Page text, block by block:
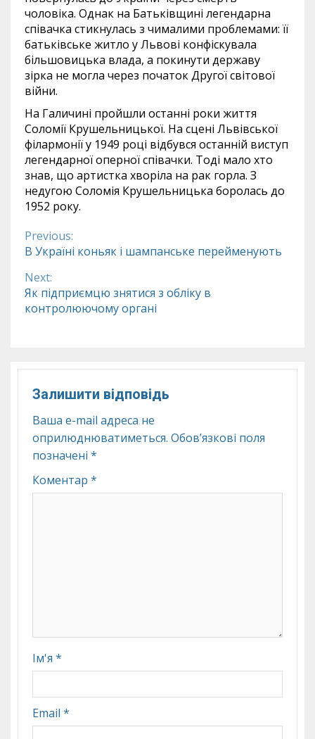
чоловіка. Однак на Батьківщині легендарна
співачка стикнулась з чималими проблемами: її
батьківське житло у Львові конфіскувала
більшовицька влада, а покинути державу
зірка не могла через початок Другої світової
війни.
На Галичині пройшли останні роки життя
Соломії Крушельницької. На сцені Львівської
філармонії у 1949 році відбувся останній виступ
легендарної оперної співачки. Тоді мало хто
знав, що артистка хворіла на рак горла. З
недугою Соломія Крушельницька боролась до
1952 року.
Continue
Reading
Previous:
В Україні коньяк і шампанське перейменують
Next:
Як підприємцю знятися з обліку в
контролюючому органі
Залишити відповідь
Ваша e-mail адреса не
оприлюднюватиметься. Обов’язкові поля
позначені *
Коментар *
Ім'я *
Email *